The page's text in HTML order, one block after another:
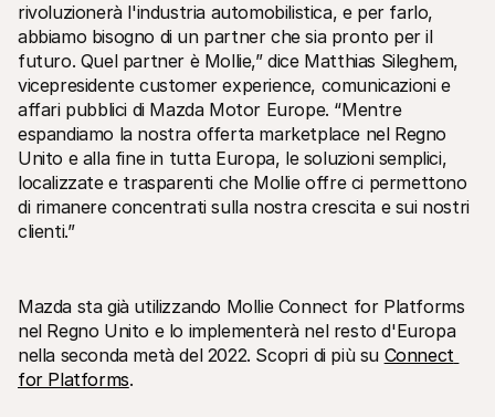
rivoluzionerà l'industria automobilistica, e per farlo,
abbiamo bisogno di un partner che sia pronto per il
futuro. Quel partner è Mollie,” dice Matthias Sileghem,
vicepresidente customer experience, comunicazioni e
affari pubblici di Mazda Motor Europe. “Mentre
espandiamo la nostra offerta marketplace nel Regno
Unito e alla fine in tutta Europa, le soluzioni semplici,
localizzate e trasparenti che Mollie offre ci permettono
di rimanere concentrati sulla nostra crescita e sui nostri
clienti.”
Mazda sta già utilizzando Mollie Connect for Platforms
nel Regno Unito e lo implementerà nel resto d'Europa
nella seconda metà del 2022. Scopri di più su Connect
for Platforms.